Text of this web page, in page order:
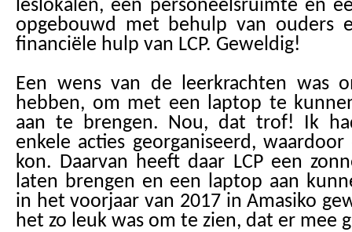
leslokalen, een personeelsruimte en
opgebouwd met behulp van ouders
financiële hulp van LCP. Geweldig!
Een wens van de leerkrachten was
hebben, om met een laptop te
aan te brengen. Nou, dat trof! Ik
enkele acties georganiseerd,
kon. Daarvan heeft daar LCP een
laten brengen en een laptop aan
in het voorjaar van 2017 in Amasiko
het zo leuk was om te zien, dat er mee